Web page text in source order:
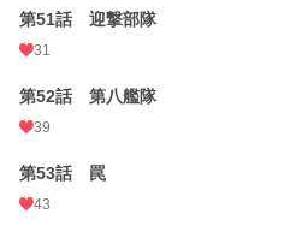
第51話 迎撃部隊
31
第52話 第八艦隊
39
第53話 罠
43